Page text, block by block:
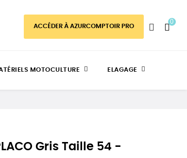
ACCÉDER À AZURCOMPTOIR PRO
0
MOTOCULTURE ELAGAGE
Gris Taille 54 -